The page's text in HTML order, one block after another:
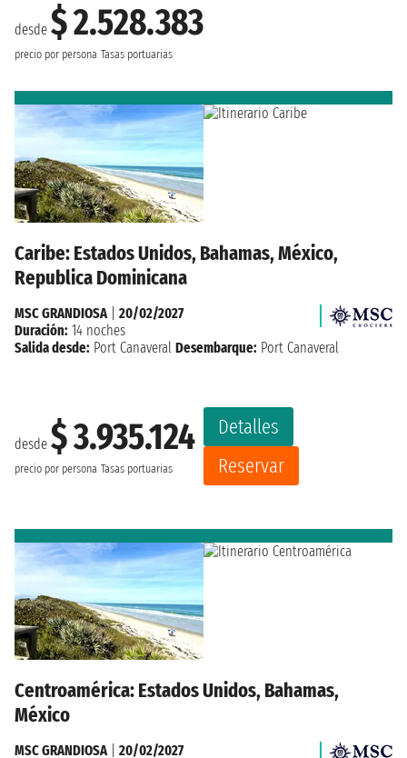
desde $ 2.528.383
precio por persona Tasas portuarias
Caribe: Estados Unidos, Bahamas, México,
Republica Dominicana
desde $ 3.935.124
precio por persona Tasas portuarias
Detalles
Reservar
MSC GRANDIOSA| 20/02/2027
Duración: 14 noches
Salida desde: Port Canaveral Desembarque: Port Canaveral
Centroamérica: Estados Unidos, Bahamas,
México
MSC GRANDIOSA| 20/02/2027